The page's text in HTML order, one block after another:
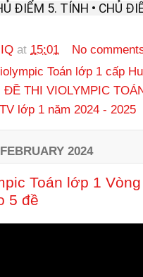
ĐIỂM 5. TÍNH • CHỦ
at 15:01
No
Toán lớp 1 cấp
ĐỀ THI VIOLYMPIC
lớp 1 năm 2024 - 2025
2024
Toán lớp 1
5 đề